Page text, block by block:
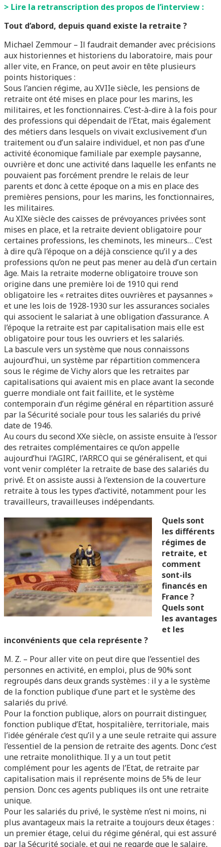
> Lire la retranscription des propos de l’interview :
Tout d’abord, depuis quand existe la retraite ?
Michael Zemmour – Il faudrait demander avec précisions
aux historiennes et historiens du laboratoire, mais pour
aller vite, en France, on peut avoir en tête plusieurs
points historiques :
Sous l’ancien régime, au XVIIe siècle, les pensions de
retraite ont été mises en place pour les marins, les
militaires, et les fonctionnaires. C’est-à-dire à la fois pour
des professions qui dépendait de l’Etat, mais également
des métiers dans lesquels on vivait exclusivement d’un
traitement ou d’un salaire individuel, et non pas d’une
activité économique familiale par exemple paysanne,
ouvrière et donc une activité dans laquelle les enfants ne
pouvaient pas forcément prendre le relais de leur
parents et donc à cette époque on a mis en place des
premières pensions, pour les marins, les fonctionnaires,
les militaires.
Au XIXe siècle des caisses de prévoyances privées sont
mises en place, et la retraite devient obligatoire pour
certaines professions, les cheminots, les mineurs… C’est
à dire qu’à l’époque on a déjà conscience qu’il y a des
professions qu’on ne peut pas mener au delà d’un certain
âge. Mais la retraite moderne obligatoire trouve son
origine dans une première loi de 1910 qui rend
obligatoire les « retraites dites ouvrières et paysannes »
et une les lois de 1928-1930 sur les assurances sociales
qui associent le salariat à une obligation d’assurance. A
l’époque la retraite est par capitalisation mais elle est
obligatoire pour tous les ouvriers et les salariés.
La bascule vers un système que nous connaissons
aujourd’hui, un système par répartition commencera
sous le régime de Vichy alors que les retraites par
capitalisations qui avaient mis en place avant la seconde
guerre mondiale ont fait faillite, et le système
contemporain d’un régime général en répartition assuré
par la Sécurité sociale pour tous les salariés du privé
date de 1946.
Au cours du second XXe siècle, on assiste ensuite à l’essor
des retraites complémentaires ce qu’on appelle
aujourd’hui l’AGIRC, l’ARRCO qui se généralisent, et qui
vont venir compléter la retraite de base des salariés du
privé. Et on assiste aussi à l’extension de la couverture
retraite à tous les types d’activité, notamment pour les
travailleurs, travailleuses indépendants.
Quels sont
les différents
régimes de
retraite, et
comment
sont-ils
financés en
France ?
Quels sont
les avantages
et les
inconvénients que cela représente ?
M. Z. – Pour aller vite on peut dire que l’essentiel des
personnes en activité, en emploi, plus de 90% sont
regroupés dans deux grands systèmes : il y a le système
de la fonction publique d’une part et le système des
salariés du privé.
Pour la fonction publique, alors on pourrait distinguer,
fonction publique d’Etat, hospitalière, territoriale, mais
l’idée générale c’est qu’il y a une seule retraite qui assure
l’essentiel de la pension de retraite des agents. Donc c’est
une retraite monolithique. Il y a un tout petit
complément pour les agents de l’Etat, de retraite par
capitalisation mais il représente moins de 5% de leur
pension. Donc ces agents publiques ils ont une retraite
unique.
Pour les salariés du privé, le système n’est ni moins, ni
plus avantageux mais la retraite a toujours deux étages :
un premier étage, celui du régime général, qui est assuré
par la Sécurité sociale, et qui ne regarde que le salaire,